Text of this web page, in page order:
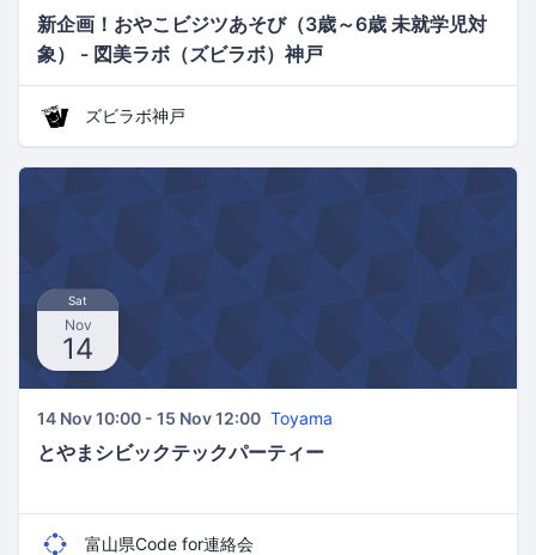
新企画！おやこビジツあそび（3歳～6歳 未就学児対
象） - 図美ラボ（ズビラボ）神戸
ズビラボ神戸
Sat
Nov
14
14 Nov 10:00 - 15 Nov 12:00 Toyama
とやまシビックテックパーティー
富山県Code for連絡会